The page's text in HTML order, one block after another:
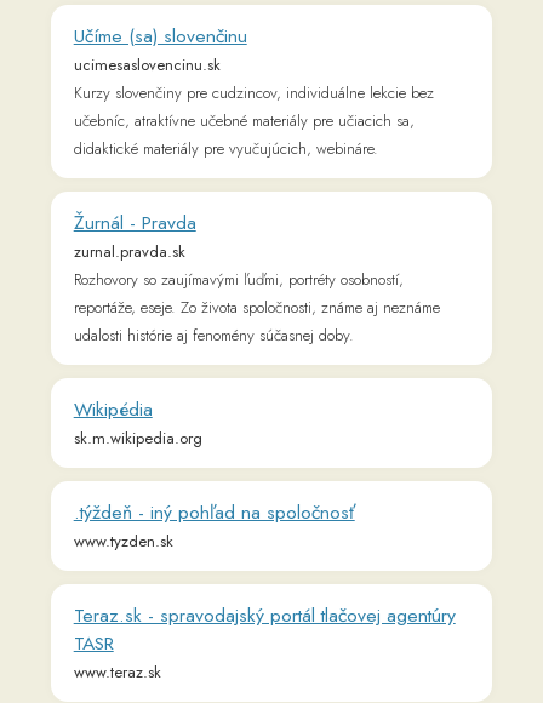
Teraz.sk - spravodajský portál tlačovej agentúry
TASR
www.teraz.sk
Pravda
www.pravda.sk
aktuálnych správ a udalostí online. Z domova, zo zahraničia,
politika, šport, Slovensko, Česko, Európska únia.
Týždenník o ekonomike a podnikaní - TREND.sk
www.trend.sk
Aktuálne ekonomické spravodajstvo, komentáre, blogy
a biznisu.
Auto - Automobily, nové modely, testy áut,
poradňa... - Pravda
auto.pravda.sk
Pravidelne prinášame testy a rebríčky áut, užitočné rady pre
motoristov a novinky z ciest. Na stránke nájdete obsah
Týždenník o ekonomike a podnikaní - TREND.sk